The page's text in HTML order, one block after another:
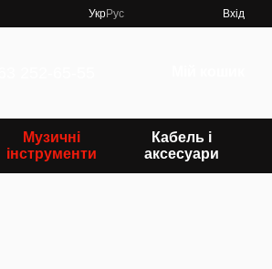
УкрРус Вхід
Музичні
інструменти
Кабель і
аксесуари